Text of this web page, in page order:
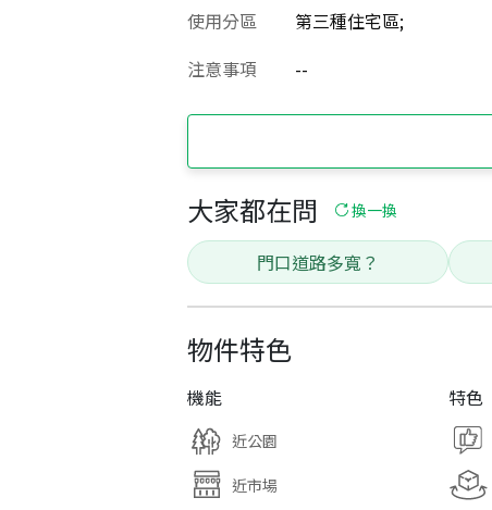
使用分區
第三種住宅區;
注意事項
--
大家都在問 換一換
門口道路多寬？
物件特色
機能
近公園
近市場
特色